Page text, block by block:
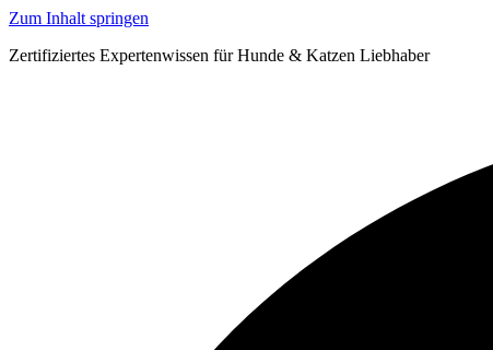
Zum Inhalt springen
Zertifiziertes Expertenwissen für Hunde & Katzen Liebhaber